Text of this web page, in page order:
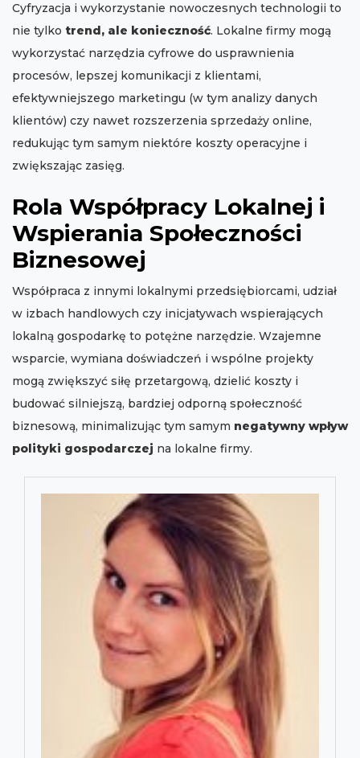
Cyfryzacja i wykorzystanie nowoczesnych technologii to
nie tylko trend, ale konieczność. Lokalne firmy mogą
wykorzystać narzędzia cyfrowe do usprawnienia
procesów, lepszej komunikacji z klientami,
efektywniejszego marketingu (w tym analizy danych
klientów) czy nawet rozszerzenia sprzedaży online,
redukując tym samym niektóre koszty operacyjne i
zwiększając zasięg.
Rola Współpracy Lokalnej i
Wspierania Społeczności
Biznesowej
Współpraca z innymi lokalnymi przedsiębiorcami, udział
w izbach handlowych czy inicjatywach wspierających
lokalną gospodarkę to potężne narzędzie. Wzajemne
wsparcie, wymiana doświadczeń i wspólne projekty
mogą zwiększyć siłę przetargową, dzielić koszty i
budować silniejszą, bardziej odporną społeczność
biznesową, minimalizując tym samym negatywny wpływ
polityki gospodarczej na lokalne firmy.